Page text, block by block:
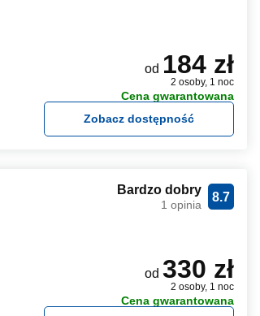
od 184 zł
2 osoby, 1 noc
Cena gwarantowana
Zobacz dostępność
8.7
Bardzo dobry
1 opinia
od 330 zł
2 osoby, 1 noc
Cena gwarantowana